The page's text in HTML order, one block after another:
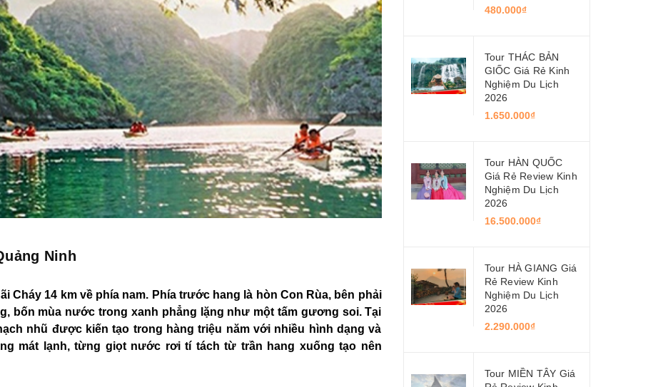
Ninh
Cháy 14 km về phía nam. Phía trước hang là hòn Con Rùa, bên phải
bốn mùa nước trong xanh phẳng lặng như một tấm gương soi. Tại
nhũ được kiến tạo trong hàng triệu năm với nhiều hình dạng và
mát lạnh, từng giọt nước rơi tí tách từ trần hang xuống tạo nên
480.000₫
Tour THÁC BẢN
GIỐC Giá Rẻ Kinh
Nghiệm Du Lịch
2026
1.650.000₫
Tour HÀN QUỐC
Giá Rẻ Review Kinh
Nghiệm Du Lịch
2026
16.500.000₫
Tour HÀ GIANG Giá
Rẻ Review Kinh
Nghiệm Du Lịch
2026
2.290.000₫
Tour MIỀN TÂY Giá